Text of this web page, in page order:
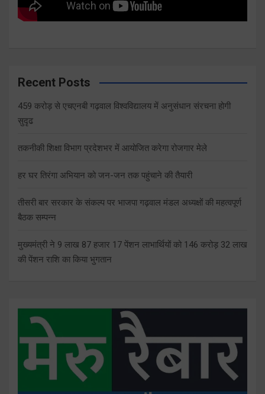
Recent Posts
459 करोड़ से एचएनबी गढ़वाल विश्वविद्यालय में अनुसंधान संरचना होगी
सुदृढ
तकनीकी शिक्षा विभाग प्रदेशभर में आयोजित करेगा रोजगार मेले
हर घर तिरंगा अभियान को जन-जन तक पहुंचाने की तैयारी
तीसरी बार सरकार के संकल्प पर भाजपा गढ़वाल मंडल अध्यक्षों की महत्वपूर्ण
बैठक सम्पन्न
मुख्यमंत्री ने 9 लाख 87 हजार 17 पेंशन लाभार्थियों को 146 करोड़ 32 लाख
की पेंशन राशि का किया भुगतान